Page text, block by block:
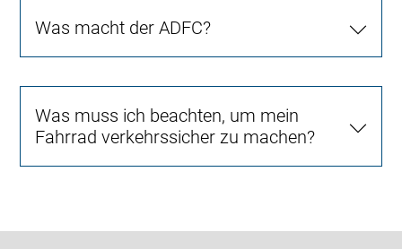
Was macht der ADFC?
Was muss ich beachten, um mein
Fahrrad verkehrssicher zu machen?